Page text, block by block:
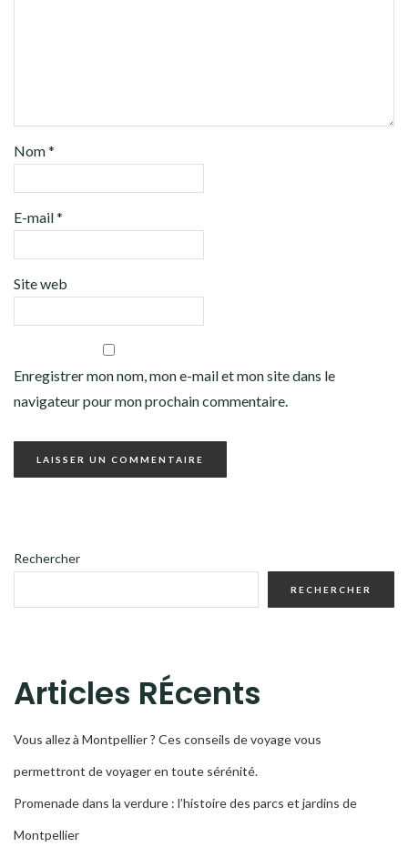
Nom*
E-mail*
Site web
Enregistrer mon nom, mon e-mail et mon site dans le
navigateur pour mon prochain commentaire.
Rechercher
RECHERCHER
Articles RÉcents
Vous allez à Montpellier ? Ces conseils de voyage vous
permettront de voyager en toute sérénité.
Promenade dans la verdure : l’histoire des parcs et jardins de
Montpellier